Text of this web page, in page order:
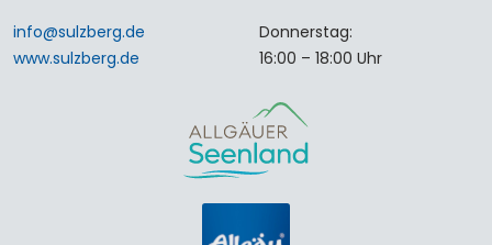
info@sulzberg.de
www.sulzberg.de
Donnerstag:
16:00 – 18:00 Uhr